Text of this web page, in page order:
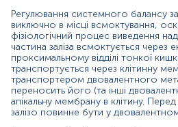
заліза втрачається щодня через
шкіри,кишківника та незначну
компенсується кишковим
Феритин також є клінічно
лікування перевантаження залізом.
першу чергу регулюється в місці
фізіологічного процесу
більшість випадків перевантаження
Регулювання системного балансу
виключно в місці всмоктування,
фізіологічний процес виведення
частина заліза всмоктується через
проксимальному відділі тонкої
транспортується через клітинну
транспортером двовалентного
переносить його (та інші
апікальну мембрану в клітину.
залізо повинне бути у